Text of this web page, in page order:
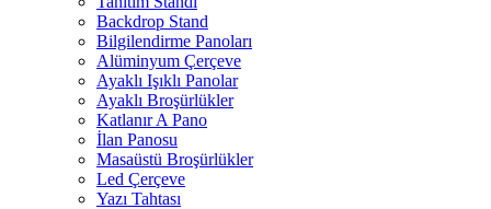
Backdrop Stand
Bilgilendirme Panoları
Alüminyum Çerçeve
Ayaklı Işıklı Panolar
Ayaklı Broşürlükler
Katlanır A Pano
İlan Panosu
Masaüstü Broşürlükler
Led Çerçeve
Yazı Tahtası